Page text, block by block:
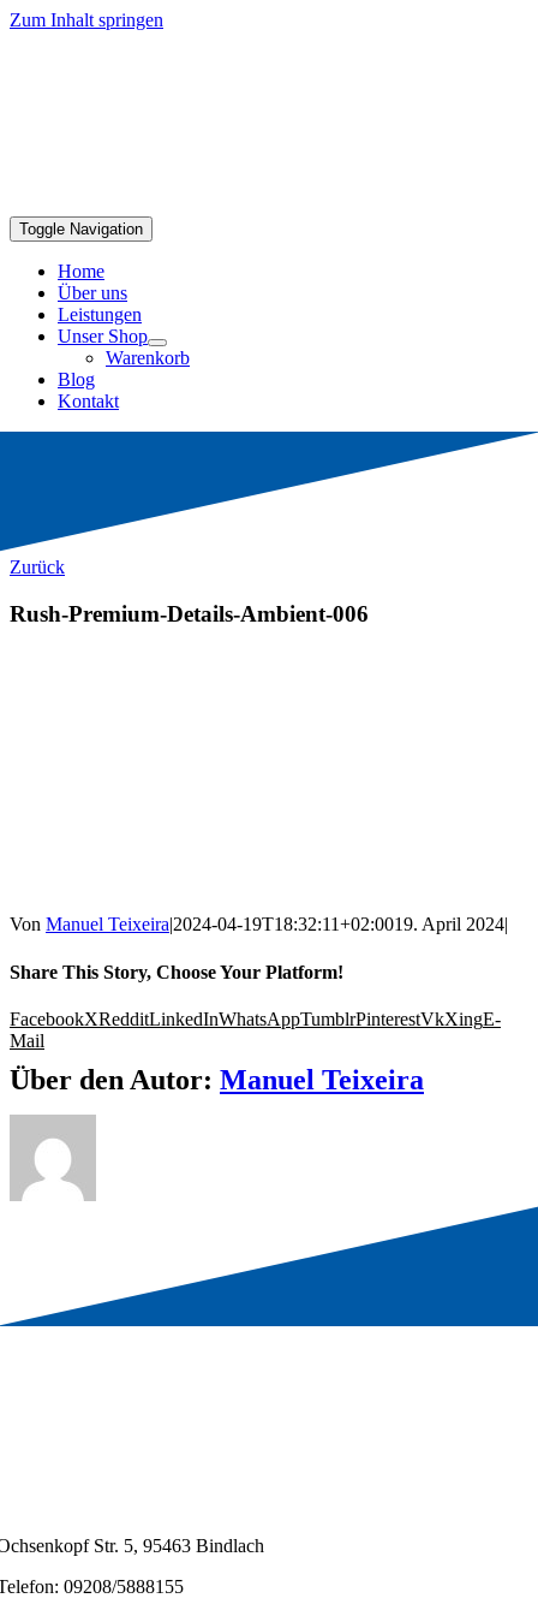
Zum Inhalt springen
Toggle Navigation
Home
Über uns
Leistungen
Unser Shop
Warenkorb
Blog
Kontakt
Zurück
Rush-Premium-Details-Ambient-006
Von Manuel Teixeira|2024-04-19T18:32:11+02:0019. April 2024|
Share This Story, Choose Your Platform!
FacebookXRedditLinkedInWhatsAppTumblrPinterestVkXingE-
Mail
Über den Autor: Manuel Teixeira
Str. 5, 95463 Bindlach
09208/5888155